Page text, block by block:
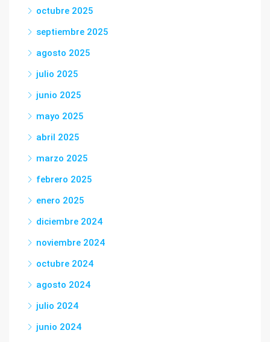
octubre 2025
septiembre 2025
agosto 2025
julio 2025
junio 2025
mayo 2025
abril 2025
marzo 2025
febrero 2025
enero 2025
diciembre 2024
noviembre 2024
octubre 2024
agosto 2024
julio 2024
junio 2024